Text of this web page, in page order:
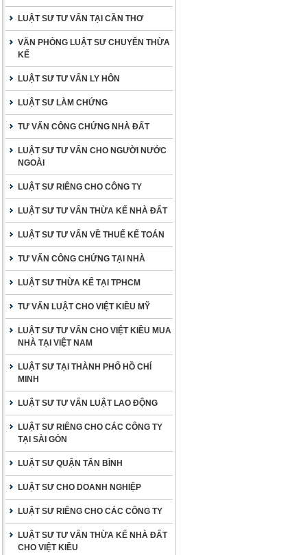
LUẬT SƯ TƯ VẤN TẠI CẦN THƠ
VĂN PHÒNG LUẬT SƯ CHUYÊN THỪA
KẾ
LUẬT SƯ TƯ VẤN LY HÔN
LUẬT SƯ LÀM CHỨNG
TƯ VẤN CÔNG CHỨNG NHÀ ĐẤT
LUẬT SƯ TƯ VẤN CHO NGƯỜI NƯỚC
NGOÀI
LUẬT SƯ RIÊNG CHO CÔNG TY
LUẬT SƯ TƯ VẤN THỪA KẾ NHÀ ĐẤT
LUẬT SƯ TƯ VẤN VỀ THUẾ KẾ TOÁN
TƯ VẤN CÔNG CHỨNG TẠI NHÀ
LUẬT SƯ THỪA KẾ TẠI TPHCM
TƯ VẤN LUẬT CHO VIỆT KIỀU MỸ
LUẬT SƯ TƯ VẤN CHO VIỆT KIỀU MUA
NHÀ TẠI VIỆT NAM
LUẬT SƯ TẠI THÀNH PHỐ HỒ CHÍ
MINH
LUẬT SƯ TƯ VẤN LUẬT LAO ĐỘNG
LUẬT SƯ RIÊNG CHO CÁC CÔNG TY
TẠI SÀI GÒN
LUẬT SƯ QUẬN TÂN BÌNH
LUẬT SƯ CHO DOANH NGHIỆP
LUẬT SƯ RIÊNG CHO CÁC CÔNG TY
LUẬT SƯ TƯ VẤN THỪA KẾ NHÀ ĐẤT
CHO VIỆT KIỀU